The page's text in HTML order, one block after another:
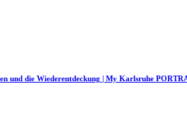
und die Wiederentdeckung | My Karlsruhe